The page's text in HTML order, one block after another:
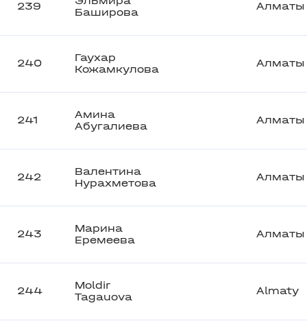
239
Баширова
Алматы
240
Гаухар
Кожамкулова
Алматы
241
Амина
Абугалиева
Алматы
242
Валентина
Нурахметова
Алматы
243
Марина
Еремеева
Алматы
244
Moldir
Tagauova
Almaty